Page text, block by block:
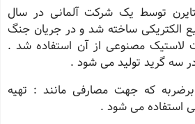
توسط یک شرکت آلمانی در سال
الکتریکی ساخته شد و در جریان جنگ
مصنوعی از آن استفاده شد .
سه گرید تولید می شود .
برابرضربه که جهت مصارفی مانند : تهیه
استفاده می شود .